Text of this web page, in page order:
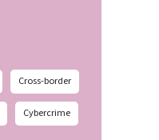
Cross-border
Cybercrime